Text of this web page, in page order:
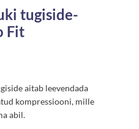
tugiside-
Fit
aitab leevendada
kompressiooni, mille
abil.